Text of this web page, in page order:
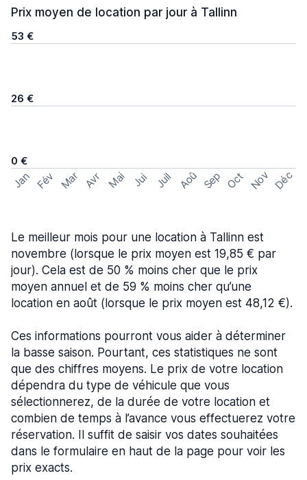
Prix moyen de location par jour à Tallinn
53 €
26 €
0 €
Jan Fév Mar Avr Mai Jui Juil Aoû Sep Oct Nov Déc
Le meilleur mois pour une location à Tallinn est
novembre (lorsque le prix moyen est 19,85 € par
jour). Cela est de 50 % moins cher que le prix
moyen annuel et de 59 % moins cher qu’une
location en août (lorsque le prix moyen est 48,12 €).
Ces informations pourront vous aider à déterminer
la basse saison. Pourtant, ces statistiques ne sont
que des chiffres moyens. Le prix de votre location
dépendra du type de véhicule que vous
sélectionnerez, de la durée de votre location et
combien de temps à l’avance vous effectuerez votre
réservation. Il suffit de saisir vos dates souhaitées
dans le formulaire en haut de la page pour voir les
prix exacts.